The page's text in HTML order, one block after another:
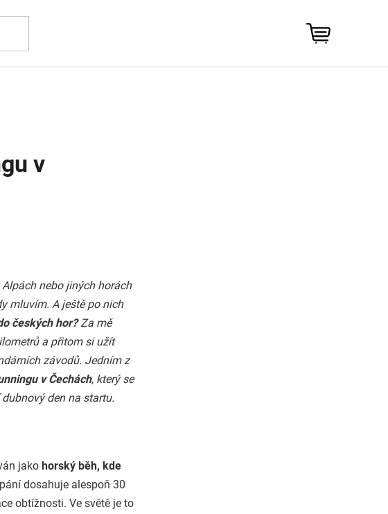
v
nebo jiných horách
mluvím. A ještě po nich
českých hor?Za mě
a přitom si užít
závodů. Jedním z
v Čechách, který se
den na startu.
jako horský běh, kde
dosahuje alespoň 30
obtížnosti. Ve světě je to